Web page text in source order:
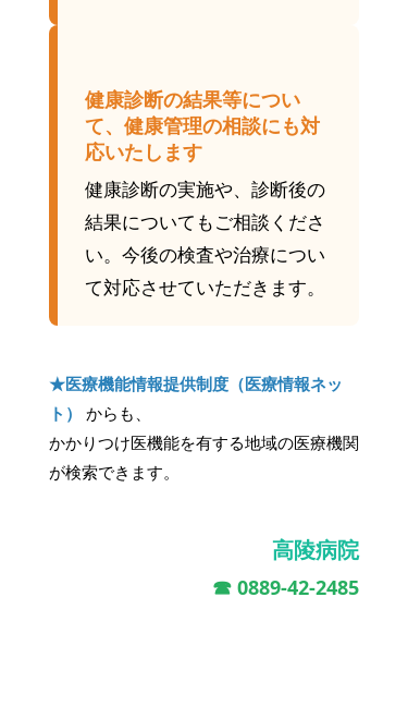
健康診断の結果等につい
て、健康管理の相談にも対
応いたします
健康診断の実施や、診断後の
結果についてもご相談くださ
い。今後の検査や治療につい
て対応させていただきます。
★医療機能情報提供制度（医療情報ネッ
ト）
からも、
かかりつけ医機能を有する地域の医療機関
が検索できます。
高陵病院
☎ 0889-42-2485